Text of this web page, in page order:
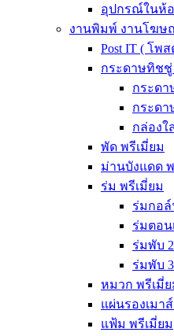
อุปกรณ์ในห้อ
งานพิมพ์ งานโฆษ
Post IT ( โพ
กระดาษทิชชู่
กระดา
กระดา
กล่องใ
พัด พรีเมี่ยม
ม่านบังแดด
ร่ม พรีเมี่ยม
ร่มกอล์
ร่มตอน
ร่มพับ
ร่มพับ
หมวก พรีเมี่ย
แผ่นรองเมา
แฟ้ม พรีเมี่ยม